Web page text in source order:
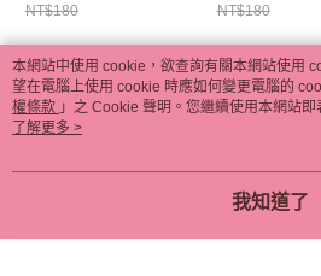
NT$180 NT$180
熱門標籤
本網站中使用 cookie，欲查詢有關本網站使用
望在電腦上使用 cookie 時應如何變更電腦的
權條款 」之 Cookie 聲明。您繼續使用本網站
用條款之 Cookie 聲明使用 cookie。
了解更多 >
我知道了